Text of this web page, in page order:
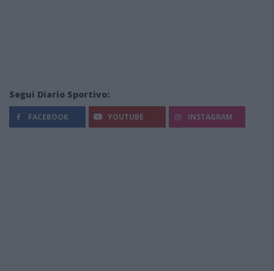
Segui Diario Sportivo:
FACEBOOK YOUTUBE INSTAGRAM